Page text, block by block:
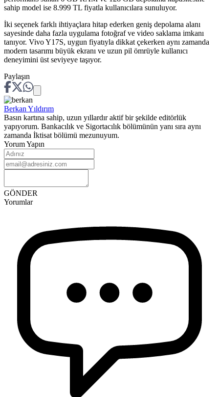
sahip model ise 8.999 TL fiyatla kullanıcılara sunuluyor.
İki seçenek farklı ihtiyaçlara hitap ederken geniş depolama alanı
sayesinde daha fazla uygulama fotoğraf ve video saklama imkanı
tanıyor. Vivo Y17S, uygun fiyatıyla dikkat çekerken aynı zamanda
modern tasarımı büyük ekranı ve uzun pil ömrüyle kullanıcı
deneyimini üst seviyeye taşıyor.
Paylaşın
Berkan Yıldırım
Basın kartına sahip, uzun yıllardır aktif bir şekilde editörlük
yapıyorum. Bankacılık ve Sigortacılık bölümünün yanı sıra aynı
zamanda İktisat bölümü mezunuyum.
Yorum Yapın
GÖNDER
Yorumlar